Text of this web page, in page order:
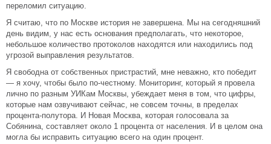
переломил ситуацию.
Я считаю, что по Москве история не завершена. Мы на сегодняшний
день видим, у нас есть основания предполагать, что некоторое,
небольшое количество протоколов находятся или находились под
угрозой выправления результатов.
Я свободна от собственных пристрастий, мне неважно, кто победит
— я хочу, чтобы было по-честному. Мониторинг, который я провела
лично по разным УИКам Москвы, убеждает меня в том, что цифры,
которые нам озвучивают сейчас, не совсем точны, в пределах
процента-полутора. И Новая Москва, которая голосовала за
Собянина, составляет около 1 процента от населения. И в целом она
могла бы исправить ситуацию всего на один процент.